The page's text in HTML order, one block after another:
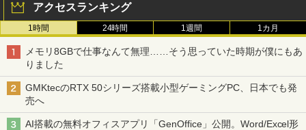
ONE PIECE モノクロ版 115 (ジャンプコミッ
クスDIGITAL)
￥594
アクセスランキング
1時間 24時間 1週間 1カ月
メモリ8GBで仕事なんて無理……そう思っていた時期が僕にもあ
りました
GMKtecのRTX 50シリーズ搭載小型ゲーミングPC、日本でも発
売へ
AI搭載の無料オフィスアプリ「GenOffice」公開。Word/Excel形